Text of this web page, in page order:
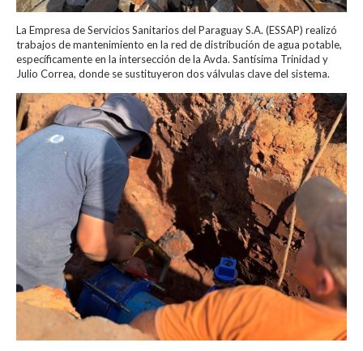
La Empresa de Servicios Sanitarios del Paraguay S.A. (ESSAP) realizó
trabajos de mantenimiento en la red de distribución de agua potable,
específicamente en la intersección de la Avda. Santísima Trinidad y
Julio Correa, donde se sustituyeron dos válvulas clave del sistema.